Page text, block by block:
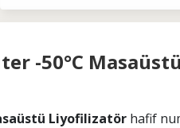
-50°C
Liyofilizatör hafif